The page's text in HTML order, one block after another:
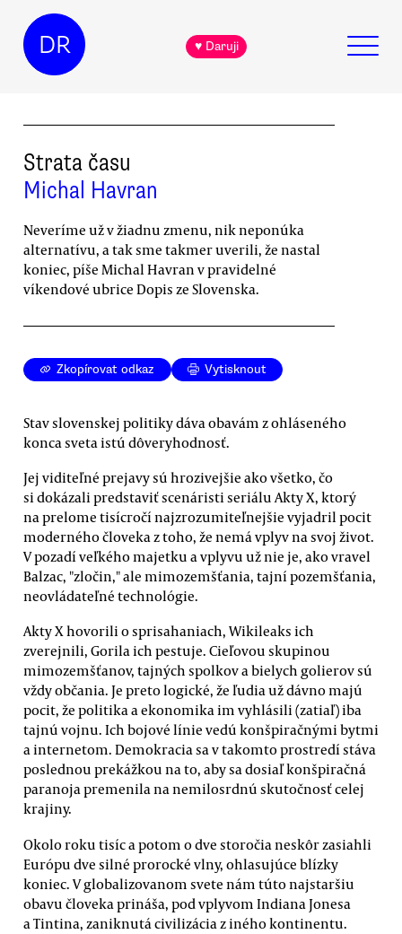
DR ♥ Daruji
Strata času
Michal Havran
Neveríme už v žiadnu zmenu, nik neponúka
alternatívu, a tak sme takmer uverili, že nastal
koniec, píše Michal Havran v pravidelné
víkendové ubrice Dopis ze Slovenska.
Zkopírovat odkaz Vytisknout
Stav slovenskej politiky dáva obavám z ohláseného
konca sveta istú dôveryhodnosť.
Jej viditeľné prejavy sú hrozivejšie ako všetko, čo
si dokázali predstaviť scenáristi seriálu Akty X, ktorý
na prelome tisícročí najzrozumiteľnejšie vyjadril pocit
moderného človeka z toho, že nemá vplyv na svoj život.
V pozadí veľkého majetku a vplyvu už nie je, ako vravel
Balzac, "zločin," ale mimozemšťania, tajní pozemšťania,
neovládateľné technológie.
Akty X hovorili o sprisahaniach, Wikileaks ich
zverejnili, Gorila ich pestuje. Cieľovou skupinou
mimozemšťanov, tajných spolkov a bielych golierov sú
vždy občania. Je preto logické, že ľudia už dávno majú
pocit, že politika a ekonomika im vyhlásili (zatiaľ) iba
tajnú vojnu. Ich bojové línie vedú konšpiračnými bytmi
a internetom. Demokracia sa v takomto prostredí stáva
poslednou prekážkou na to, aby sa dosiaľ konšpiračná
paranoja premenila na nemilosrdnú skutočnosť celej
krajiny.
Okolo roku tisíc a potom o dve storočia neskôr zasiahli
Európu dve silné prorocké vlny, ohlasujúce blízky
koniec. V globalizovanom svete nám túto najstaršiu
obavu človeka prináša, pod vplyvom Indiana Jonesa
a Tintina, zaniknutá civilizácia z iného kontinentu.